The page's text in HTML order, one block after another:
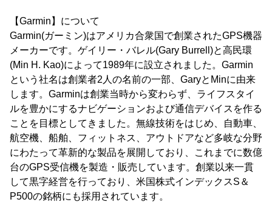
【Garmin】について
Garmin(ガーミン)はアメリカ合衆国で創業されたGPS機器
メーカーです。ゲイリー・バレル(Gary Burrell)と高民環
(Min H. Kao)によって1989年に設立されました。Garmin
という社名は創業者2人の名前の一部、GaryとMinに由来
します。Garminは創業当時から変わらず、ライフスタイ
ルを豊かにするナビゲーションおよび通信デバイスを作る
ことを目標としてきました。無線技術をはじめ、自動車、
航空機、船舶、フィットネス、アウトドアなど多岐な分野
にわたって革新的な製品を展開しており、これまでに数億
台のGPS受信機を製造・販売しています。創業以来一貫
して黒字経営を行っており、米国株式インデックスS＆
P500の銘柄にも採用されています。